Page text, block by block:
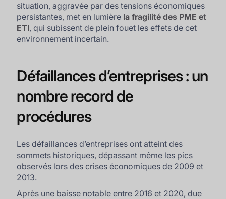
situation, aggravée par des tensions économiques
persistantes, met en lumière la fragilité des PME et
ETI, qui subissent de plein fouet les effets de cet
environnement incertain.
Défaillances d’entreprises : un
nombre record de
procédures
Les défaillances d’entreprises ont atteint des
sommets historiques, dépassant même les pics
observés lors des crises économiques de 2009 et
2013.
Après une baisse notable entre 2016 et 2020, due